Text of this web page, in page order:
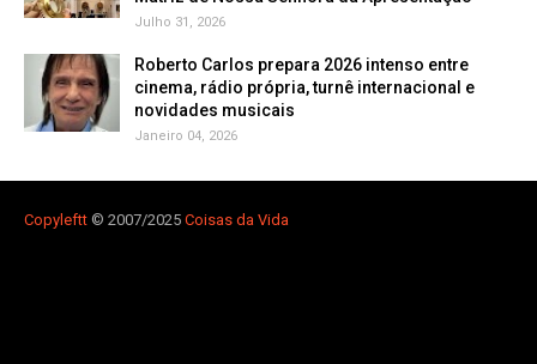
Julho 31, 2026
Roberto Carlos prepara 2026 intenso entre
cinema, rádio própria, turnê internacional e
novidades musicais
Janeiro 04, 2026
Copyleftt © 2007/2025 Coisas da Vida